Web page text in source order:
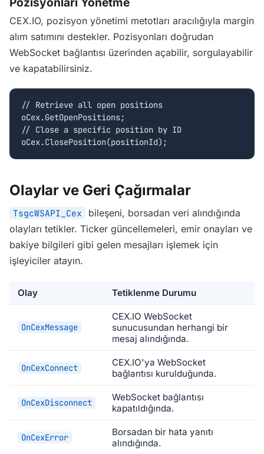
CEX.IO, pozisyon yönetimi metotları aracılığıyla margin
alım satımını destekler. Pozisyonları doğrudan
WebSocket bağlantısı üzerinden açabilir, sorgulayabilir
ve kapatabilirsiniz.
// Retrieve all open positions
oCex.GetOpenPositions;
// Close a specific position by ID
oCex.ClosePosition(positionId);
Olaylar ve Geri Çağırmalar
TsgcWSAPI_Cex
bileşeni, borsadan veri alındığında
olayları tetikler. Ticker güncellemeleri, emir onayları ve
bakiye bilgileri gibi gelen mesajları işlemek için
işleyiciler atayın.
Olay Tetiklenme Durumu
OnCexMessage
CEX.IO WebSocket
sunucusundan herhangi bir
mesaj alındığında.
OnCexConnect
CEX.IO'ya WebSocket
bağlantısı kurulduğunda.
OnCexDisconnect
WebSocket bağlantısı
kapatıldığında.
OnCexError
Borsadan bir hata yanıtı
alındığında.